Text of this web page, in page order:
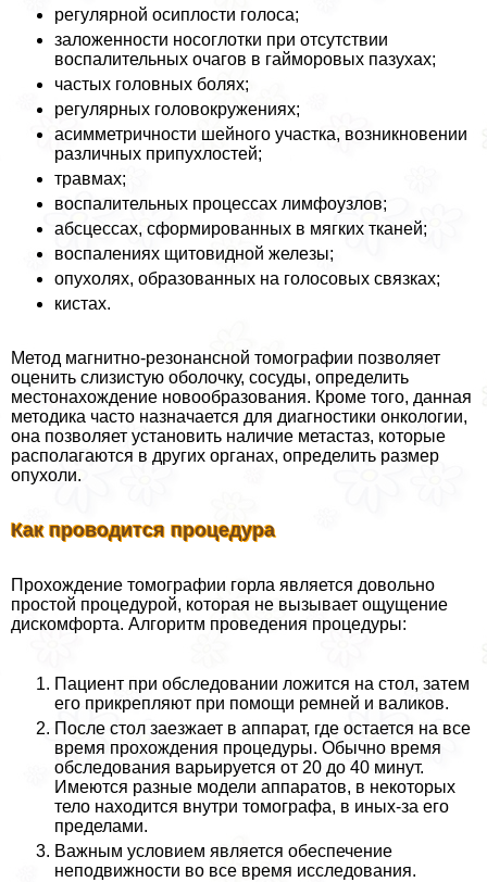
регулярной осиплости голоса;
заложенности носоглотки при отсутствии
воспалительных очагов в гайморовых пазухах;
частых головных болях;
регулярных головокружениях;
асимметричности шейного участка, возникновении
различных припухлостей;
травмах;
воспалительных процессах лимфоузлов;
абсцессах, сформированных в мягких тканей;
воспалениях щитовидной железы;
опухолях, образованных на голосовых связках;
кистах.
Метод магнитно-резонансной томографии позволяет
оценить слизистую оболочку, сосуды, определить
местонахождение новообразования. Кроме того, данная
методика часто назначается для диагностики oнкoлoгии,
она позволяет установить наличие метастаз, которые
располагаются в других органах, определить размер
опухоли.
Как проводится процедypa
Прохождение томографии горла является довольно
простой процедурой, которая не вызывает ощущение
дискомфорта. Алгоритм проведения процедуры:
Пациент при обследовании ложится на стол, затем
его прикрепляют при помощи ремней и валиков.
После стол заезжает в аппарат, где остается на все
время прохождения процедуры. Обычно время
обследования варьируется от 20 до 40 минут.
Имеются разные модели аппаратов, в некоторых
тело находится внутри томографа, в иных-за его
пределами.
Важным условием является обеспечение
неподвижности во все время исследования.